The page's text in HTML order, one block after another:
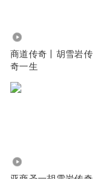
商道传奇丨胡雪岩传
奇一生